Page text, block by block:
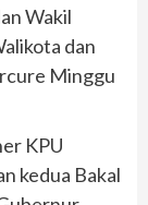
Wakil
dan
Minggu
KPU
kedua Bakal